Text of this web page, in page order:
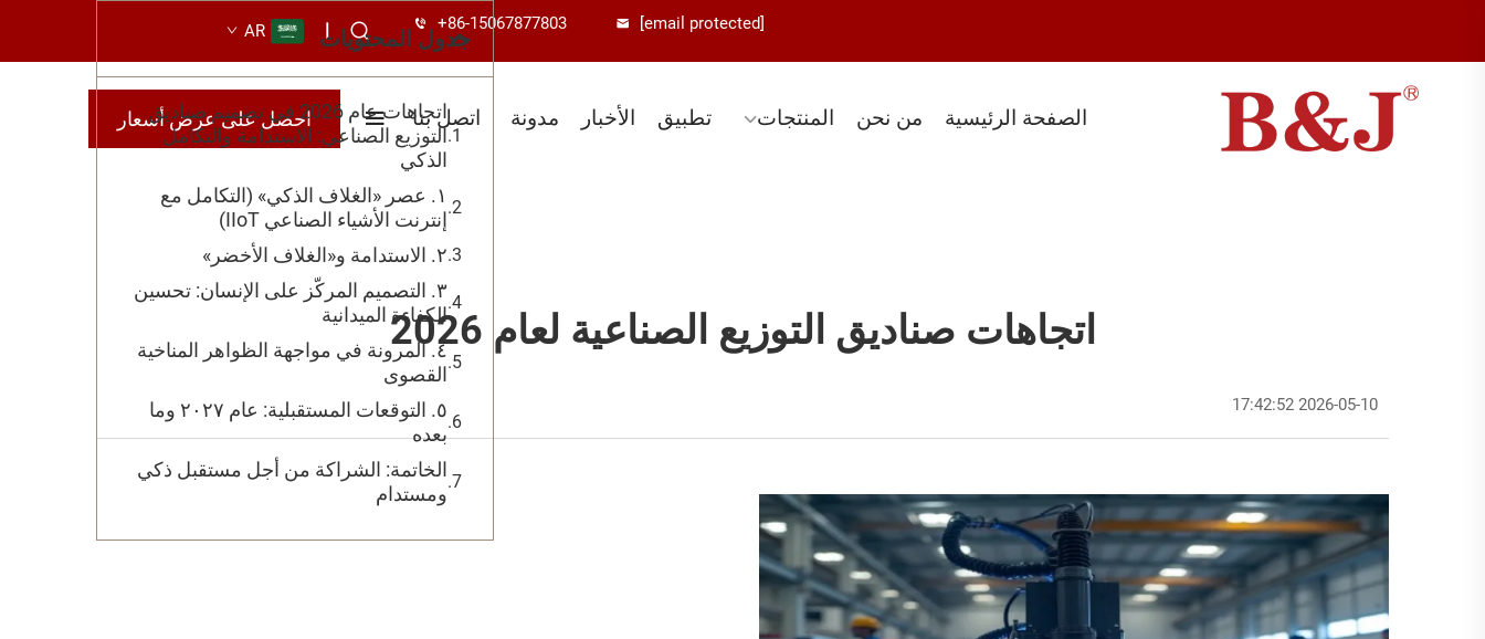
+86-15067877803 [email protected]
|
AR
الصفحة الرئيسية من نحن المنتجات تطبيق الأخبار مدونة اتصل بنا احصل على عرض أسعار
اتجاهات صناديق التوزيع الصناعية لعام 2026
2026-05-10 17:42:52
جدول المحتويات
اتجاهات عام 2026 في تصميم صناديق
التوزيع الصناعي: الاستدامة والتكامل
الذكي
١. عصر «الغلاف الذكي» (التكامل مع
إنترنت الأشياء الصناعي IIoT)
٢. الاستدامة و«الغلاف الأخضر»
٣. التصميم المركّز على الإنسان: تحسين
الكفاءة الميدانية
٤. المرونة في مواجهة الظواهر المناخية
القصوى
٥. التوقعات المستقبلية: عام ٢٠٢٧ وما
بعده
الخاتمة: الشراكة من أجل مستقبل ذكي
ومستدام